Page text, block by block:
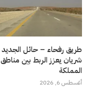
طريق رفحاء – حائل الجديد
شريان يعزز الربط بين مناطق
المملكة
أغسطس 6, 2026